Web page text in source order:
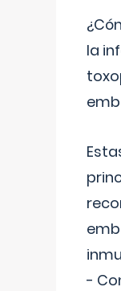
la
-